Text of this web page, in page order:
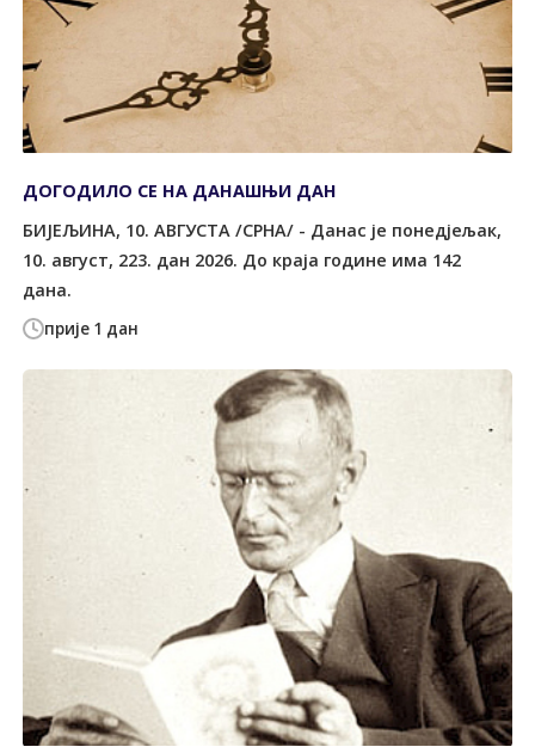
прије 1 дан
ДОГОДИЛО СЕ НА ДАНАШЊИ ДАН
БИЈЕЉИНА, 10. АВГУСТА /СРНА/ - Данас је понедјељак,
10. август, 223. дан 2026. До краја године има 142
дана.